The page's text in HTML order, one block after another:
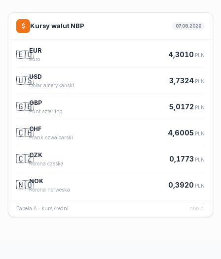
Kursy walut NBP 07.08.2026
🇪🇺EUR
Euro
4,3010 PLN
🇺🇸USD
Dolar amerykański
3,7324 PLN
🇬🇧GBP
Funt szterling
5,0172 PLN
🇨🇭CHF
Frank szwajcarski
4,6005 PLN
🇨🇿CZK
Korona czeska
0,1773 PLN
🇳🇴NOK
Korona norweska
0,3920 PLN
Tabela A · kurs średni nbp.pl